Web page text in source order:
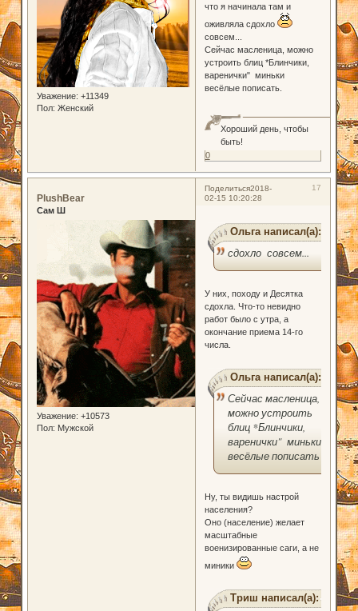
Уважение: +11349
Пол: Женский
что я начинала там и
оживляла сдохло
совсем...
Сейчас масленица, можно
устроить блиц *Блинчики,
варенички" миньки
весёлые пописать.
Хороший день, чтобы
быть!
0
Поделиться 17
2018-
02-15 10:20:28
PlushBear
Сам Ш
Уважение: +10573
Пол: Мужской
Ольга написал(а):
сдохло совсем...
У них, походу и Десятка
сдохла. Что-то невидно
работ было с утра, а
окончание приема 14-го
числа.
Ольга написал(а):
Сейчас масленица,
можно устроить
блиц *Блинчики,
варенички" миньки
весёлые пописать
Ну, ты видишь настрой
населения?
Оно (население) желает
масштабные
военизированные саги, а не
миники
Триш написал(а):